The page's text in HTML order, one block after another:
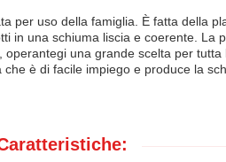
per uso della famiglia. È fatta della
in una schiuma liscia e coerente. La
una grande scelta per
è di facile impiego e produce la